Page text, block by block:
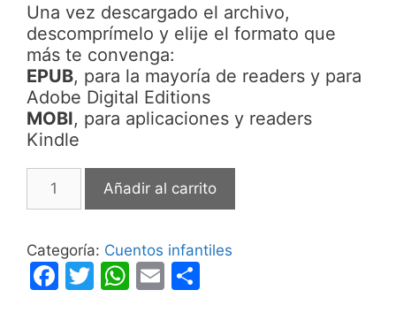
Una vez descargado el archivo,
descomprímelo y elije el formato que
más te convenga:
EPUB, para la mayoría de readers y para
Adobe Digital Editions
MOBI, para aplicaciones y readers
Kindle
Rabasketa
-
Contes
de
Añadir al carrito
Categoría: Cuentos infantiles
F
T
W E